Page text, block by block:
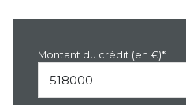
Montant du crédit (en €)*